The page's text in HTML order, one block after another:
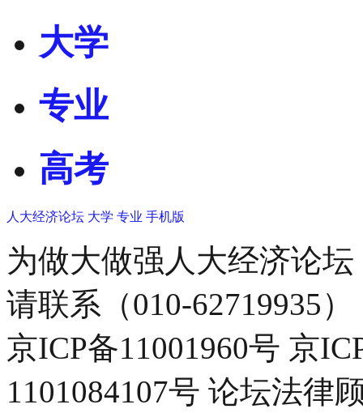
大学
专业
高考
人大经济论坛 大学 专业 手机版
为做大做强人大经济论
请联系（010-62719935）
京ICP备11001960号 京
1101084107号 论坛法律